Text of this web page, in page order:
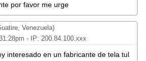
por favor me urge
Venezuela)
- IP: 200.84.100.xxx
interesado en un fabricante de tela tul